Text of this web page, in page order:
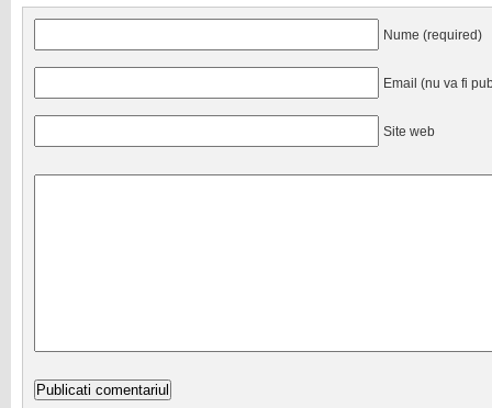
Nume (required)
Email (nu va fi
Site web